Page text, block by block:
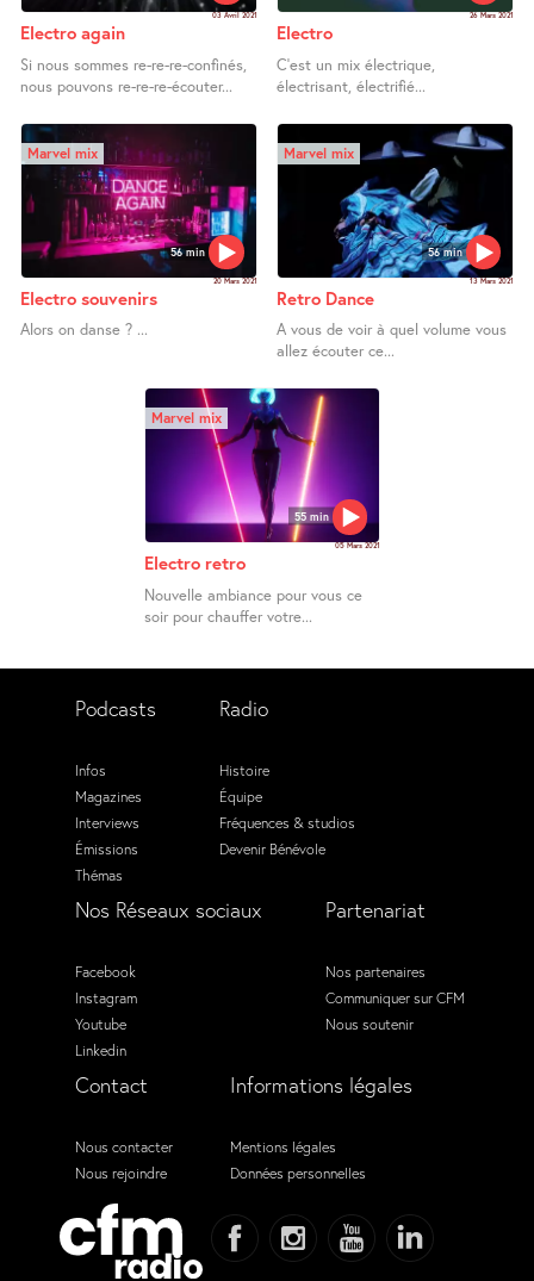
03 Avril 2021
Electro again
Si nous sommes re-re-re-confinés,
nous pouvons re-re-re-écouter...
26 Mars 2021
Electro
C’est un mix électrique,
électrisant, électrifié...
56 min
Marvel mix
20 Mars 2021
Electro souvenirs
Alors on danse ? ...
56 min
Marvel mix
13 Mars 2021
Retro Dance
A vous de voir à quel volume vous
allez écouter ce...
55 min
Marvel mix
05 Mars 2021
Electro retro
Nouvelle ambiance pour vous ce
soir pour chauffer votre...
Podcasts
Infos
Magazines
Interviews
Émissions
Thémas
Radio
Histoire
Équipe
Fréquences & studios
Devenir Bénévole
Nos Réseaux sociaux
Facebook
Instagram
Youtube
Linkedin
Partenariat
Nos partenaires
Communiquer sur CFM
Nous soutenir
Contact
Nous contacter
Nous rejoindre
Informations légales
Mentions légales
Données personnelles